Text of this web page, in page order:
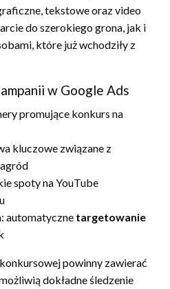
tekstowe oraz video
do szerokiego grona, jak i
które już wchodziły z
w Google Ads
promujące konkurs na
kluczowe związane z
spoty na YouTube
automatyczne targetowanie
powinny zawierać
dokładne śledzenie